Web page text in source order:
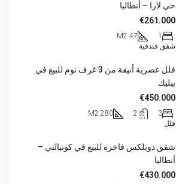
حي لارا – أنطاليا
€261.000
1
47 M2
شقق فندقية
فلل عصرية أنيقة من 3 غرف نوم للبيع في
بيليك
€450.000
3
2
280 M2
فلل
شقق دوبلكس فاخرة للبيع في كونيالتي –
أنطاليا
€430.000